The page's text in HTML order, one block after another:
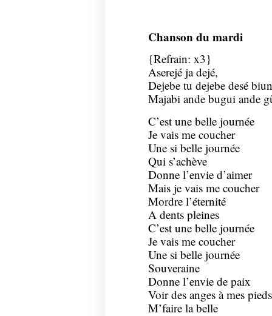
Chanson du mardi
{Refrain: x3}
Aserejé ja dejé,
Dejebe tu dejebe desé
Majabi ande bugui ande
C’est une belle journée
Je vais me coucher
Une si belle journée
Qui s’achève
Donne l’envie d’aimer
Mais je vais me coucher
Mordre l’éternité
A dents pleines
C’est une belle journée
Je vais me coucher
Une si belle journée
Souveraine
Donne l’envie de paix
Voir des anges à mes pieds
M’faire la belle